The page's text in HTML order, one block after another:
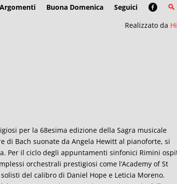
Argomenti Buona Domenica
Seguici
Realizzato da
per la 68esima edizione della Sagra musicale
di Bach suonate da Angela Hewitt al pianoforte, si
Per il ciclo degli appuntamenti sinfonici Rimini
orchestrali prestigiosi come l’Academy of St
del calibro di Daniel Hope e Leticia Moreno.